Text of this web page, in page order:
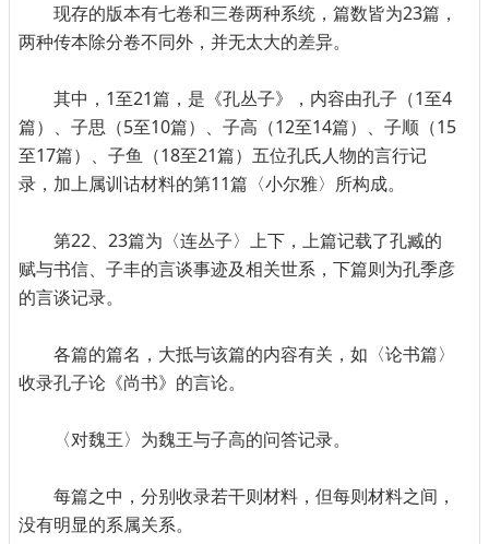
现存的版本有七卷和三卷两种系统，篇数皆为23篇，
两种传本除分卷不同外，并无太大的差异。
其中，1至21篇，是《孔丛子》，内容由孔子（1至4
篇）、子思（5至10篇）、子高（12至14篇）、子顺（15
至17篇）、子鱼（18至21篇）五位孔氏人物的言行记
录，加上属训诂材料的第11篇〈小尔雅〉所构成。
第22、23篇为〈连丛子〉上下，上篇记载了孔臧的
赋与书信、子丰的言谈事迹及相关世系，下篇则为孔季彦
的言谈记录。
各篇的篇名，大抵与该篇的内容有关，如〈论书篇〉
收录孔子论《尚书》的言论。
〈对魏王〉为魏王与子高的问答记录。
每篇之中，分别收录若干则材料，但每则材料之间，
没有明显的系属关系。